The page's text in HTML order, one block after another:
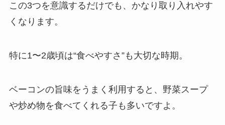
この3つを意識するだけでも、かなり取り入れやす
くなります。
特に1〜2歳頃は“食べやすさ”も大切な時期。
ベーコンの旨味をうまく利用すると、野菜スープ
や炒め物を食べてくれる子も多いですよ。